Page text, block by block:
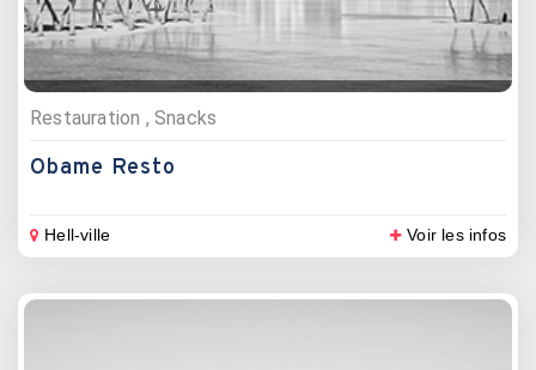
Restauration , Snacks
Obame Resto
Hell-ville Voir les infos